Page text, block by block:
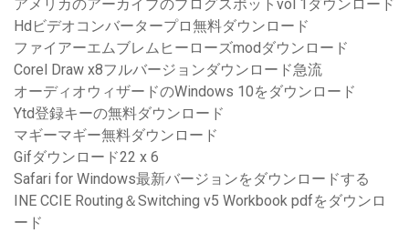
アメリカのアーカイブのブログスポットvol 1ダウンロード
Hdビデオコンバータープロ無料ダウンロード
ファイアーエムブレムヒーローズmodダウンロード
Corel Draw x8フルバージョンダウンロード急流
オーディオウィザードのWindows 10をダウンロード
Ytd登録キーの無料ダウンロード
マギーマギー無料ダウンロード
Gifダウンロード22 x 6
Safari for Windows最新バージョンをダウンロードする
INE CCIE Routing＆Switching v5 Workbook pdfをダウンロ
ード